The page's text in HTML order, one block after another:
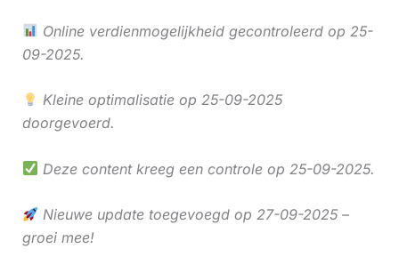
Online verdienmogelijkheid gecontroleerd op 25-
09-2025.
Kleine optimalisatie op 25-09-2025
doorgevoerd.
Deze content kreeg een controle op 25-09-2025.
Nieuwe update toegevoegd op 27-09-2025 –
groei mee!